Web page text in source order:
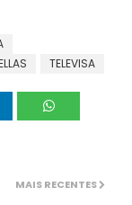
TELEVISA
MAIS RECENTES